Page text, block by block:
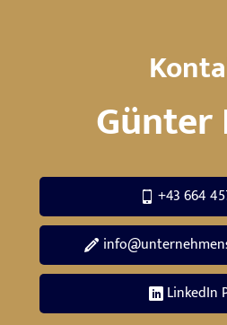
Günter
+43 664
LinkedIn